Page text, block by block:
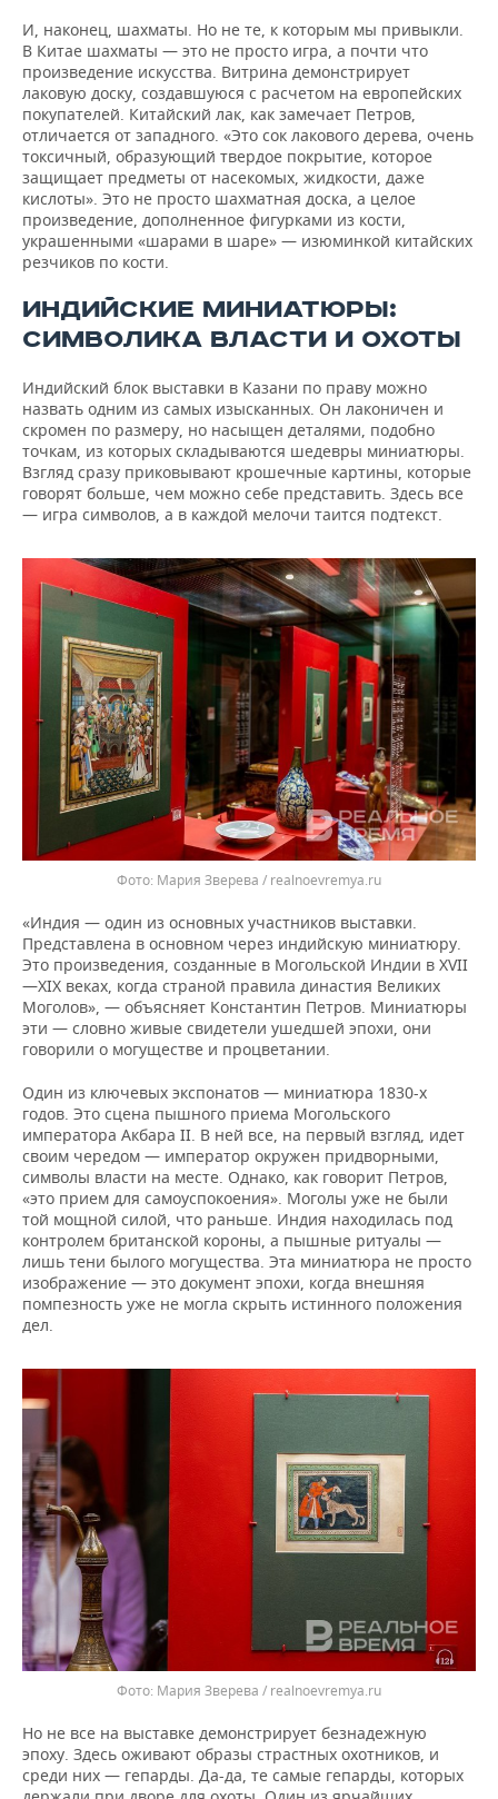
И, наконец, шахматы. Но не те, к которым мы привыкли.
В Китае шахматы — это не просто игра, а почти что
произведение искусства. Витрина демонстрирует
лаковую доску, создавшуюся с расчетом на европейских
покупателей. Китайский лак, как замечает Петров,
отличается от западного. «Это сок лакового дерева, очень
токсичный, образующий твердое покрытие, которое
защищает предметы от насекомых, жидкости, даже
кислоты». Это не просто шахматная доска, а целое
произведение, дополненное фигурками из кости,
украшенными «шарами в шаре» — изюминкой китайских
резчиков по кости.
ИНДИЙСКИЕ МИНИАТЮРЫ:
СИМВОЛИКА ВЛАСТИ И ОХОТЫ
Индийский блок выставки в Казани по праву можно
назвать одним из самых изысканных. Он лаконичен и
скромен по размеру, но насыщен деталями, подобно
точкам, из которых складываются шедевры миниатюры.
Взгляд сразу приковывают крошечные картины, которые
говорят больше, чем можно себе представить. Здесь все
— игра символов, а в каждой мелочи таится подтекст.
Мария Зверева / realnoevremya.ru
«Индия — один из основных участников выставки.
Представлена в основном через индийскую миниатюру.
Это произведения, созданные в Могольской Индии в XVII
—XIX веках, когда страной правила династия Великих
Моголов», — объясняет Константин Петров. Миниатюры
эти — словно живые свидетели ушедшей эпохи, они
говорили о могуществе и процветании.
Один из ключевых экспонатов — миниатюра 1830-х
годов. Это сцена пышного приема Могольского
императора Акбара II. В ней все, на первый взгляд, идет
своим чередом — император окружен придворными,
символы власти на месте. Однако, как говорит Петров,
«это прием для самоуспокоения». Моголы уже не были
той мощной силой, что раньше. Индия находилась под
контролем британской короны, а пышные ритуалы —
лишь тени былого могущества. Эта миниатюра не просто
изображение — это документ эпохи, когда внешняя
помпезность уже не могла скрыть истинного положения
дел.
Мария Зверева / realnoevremya.ru
Но не все на выставке демонстрирует безнадежную
эпоху. Здесь оживают образы страстных охотников, и
среди них — гепарды. Да-да, те самые гепарды, которых